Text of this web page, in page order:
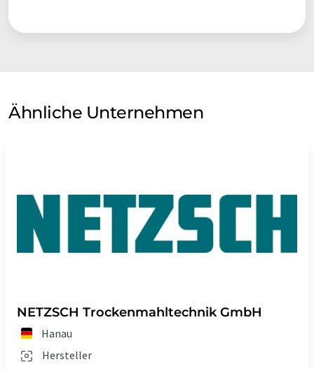
Ähnliche Unternehmen
NETZSCH Trockenmahltechnik GmbH
Hanau
Hersteller